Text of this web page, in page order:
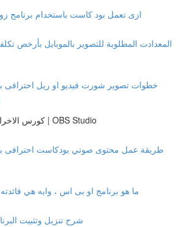
ازى تعمل بود كاست باستخدام برنامج زووم
المعدادت المطلوبة للتصوير بالموبايل بأرخص
خطوات تصوير شورت فيديو او ريل احترافى
كورس الاخراج والبث المباشر | OBS Studio
طريقة عمل محتوى صوتي بودكاست احترافى
ما هو برنامج او بى اس ، وايه هي فائدته ؟؟
شرح تنزيل وتثبيت